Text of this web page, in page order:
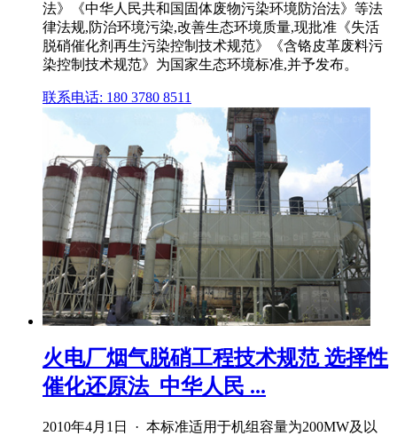
法》《中华人民共和国固体废物污染环境防治法》等法
律法规,防治环境污染,改善生态环境质量,现批准《失活
脱硝催化剂再生污染控制技术规范》《含铬皮革废料污
染控制技术规范》为国家生态环境标准,并予发布。
联系电话: 180 3780 8511
火电厂烟气脱硝工程技术规范 选择性
催化还原法_中华人民 ...
2010年4月1日 · 本标准适用于机组容量为200MW及以